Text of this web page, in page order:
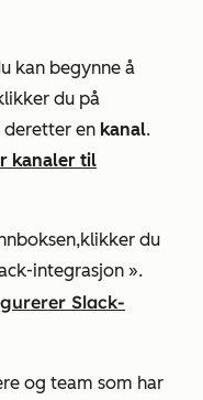
kan begynne å
du på
en kanal.
kanaler til
klikker du
integrasjon ».
Slack-
og team som har